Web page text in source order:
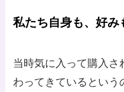
私たち自身も、好み
当時気に入って購入
わってきているという